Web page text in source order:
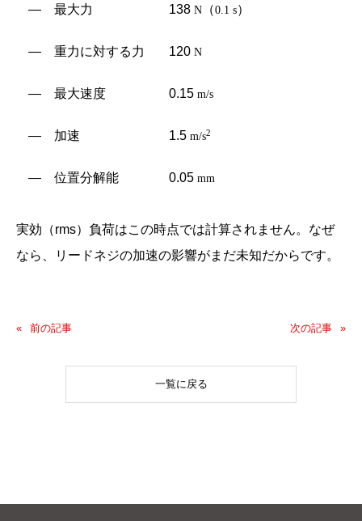
― 最大力 138 N （0.1 s）
― 重力に対する力 120 N
― 最大速度 0.15 m/s
― 加速 1.5 m/s2
― 位置分解能 0.05 mm
実効（rms）負荷はこの時点では計算されません。なぜ
なら、リードネジの加速の影響がまだ未知だからです。
前の記事
一覧に戻る
次の記事